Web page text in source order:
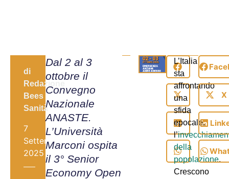
di
Redazione
Bees
Sanità
7
Settembre,
2025
Dal 2 al 3
ottobre il
Convegno
Nazionale
ANASTE.
L’Università
Marconi ospita
il 3° Senior
Economy Open
L’Italia
sta
affrontando
una
sfida
epocale:
l’
della
popolazione.
Crescono
X